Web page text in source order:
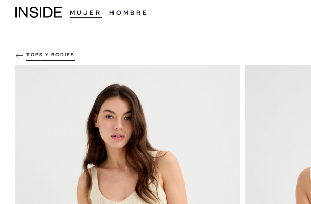
MUJER HOMBRE
TOPS Y BODIES